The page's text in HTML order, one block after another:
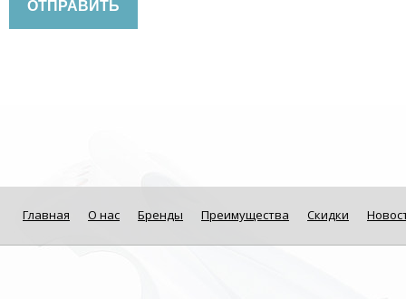
Главная О нас Бренды Преимущества Скидки